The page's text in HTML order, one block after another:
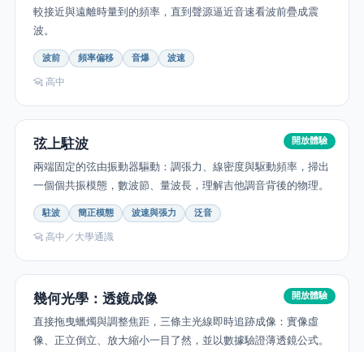
較接近與遠離時量到的頻率，直到聲源逼近音速看波前疊成震
波。
波前 頻率偏移 音爆 波速
高中
開放體驗
弦上駐波
兩端固定的弦由振動器驅動：調張力、線密度與駆動頻率，掃出
一個個共振模態，數波節、量波長，理解吉他調音背後的物理。
駐波 簡正模態 波速與張力 泛音
高中／大學通識
開放體驗
幾何光學：透鏡成像
直接拖曳蠟燭與調整焦距，三條主光線即時追跡成像：實像虛
像、正立倒立、放大縮小一目了然，並以數據驗證薄透鏡公式。